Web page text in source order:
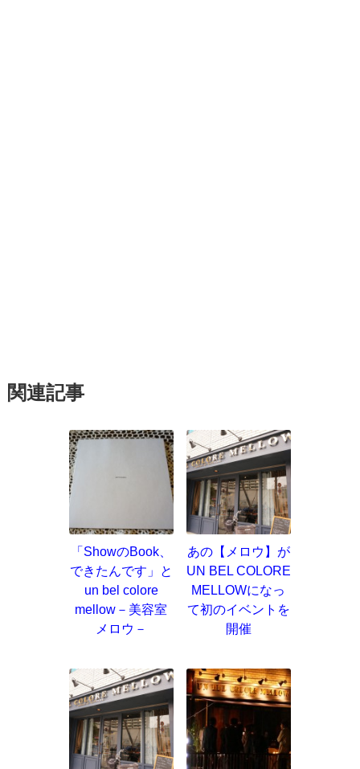
関連記事
「ShowのBook、
できたんです」と
un bel colore
mellow－美容室
メロウ－
あの【メロウ】が
UN BEL COLORE
MELLOWになっ
て初のイベントを
開催